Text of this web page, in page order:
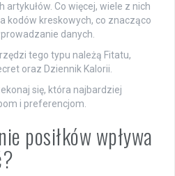
Co więcej, wiele z nich
kodów kreskowych, co znacząco
danych.
tego typu należą Fitatu,
oraz Dziennik Kalorii.
się, która najbardziej
i preferencjom.
posiłków wpływa